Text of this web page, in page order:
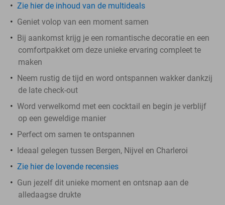
Zie hier de inhoud van de multideals
Geniet volop van een moment samen
Bij aankomst krijg je een romantische decoratie en een
comfortpakket om deze unieke ervaring compleet te
maken
Neem rustig de tijd en word ontspannen wakker dankzij
de late check-out
Word verwelkomd met een cocktail en begin je verblijf
op een geweldige manier
Perfect om samen te ontspannen
Ideaal gelegen tussen Bergen, Nijvel en Charleroi
Zie hier de lovende recensies
Gun jezelf dit unieke moment en ontsnap aan de
alledaagse drukte